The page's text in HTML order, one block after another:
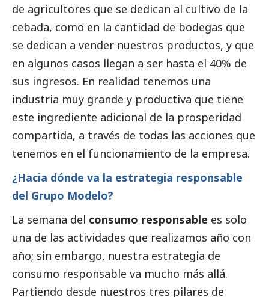
de agricultores que se dedican al cultivo de la
cebada, como en la cantidad de bodegas que
se dedican a vender nuestros productos, y que
en algunos casos llegan a ser hasta el 40% de
sus ingresos. En realidad tenemos una
industria muy grande y productiva que tiene
este ingrediente adicional de la prosperidad
compartida, a través de todas las acciones que
tenemos en el funcionamiento de la empresa.
¿Hacia dónde va la estrategia responsable
del Grupo Modelo?
La semana del consumo responsable es solo
una de las actividades que realizamos año con
año; sin embargo, nuestra estrategia de
consumo responsable va mucho más allá.
Partiendo desde nuestros tres pilares de